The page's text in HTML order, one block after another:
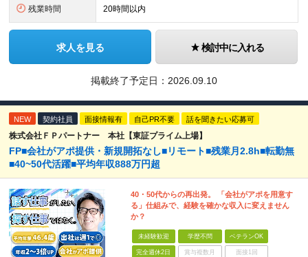
残業時間 20時間以内
求人を見る 検討中に入れる
掲載終了予定日： 2026.09.10
NEW 契約社員 面接情報有 自己PR不要 話を聞きたい応募可
株式会社ＦＰパートナー 本社【東証プライム上場】
FP■会社がアポ提供・新規開拓なし■リモート■残業月2.8h■転勤無
■40~50代活躍■平均年収888万円超
40・50代からの再出発。 「会社がアポを用意す
る」仕組みで、経験を確かな収入に変えません
か？
未経験歓迎 学歴不問 ベテランOK
完全週休2日 賞与複数月 面接1回